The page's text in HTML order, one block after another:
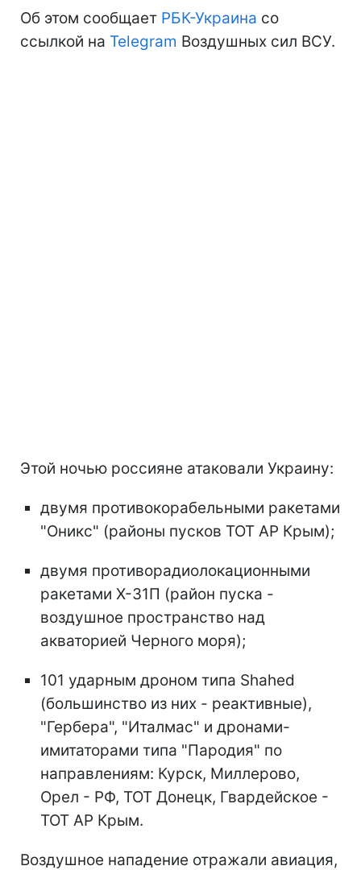
Об этом сообщает РБК-Украина со
ссылкой на Telegram Воздушных сил ВСУ.
Этой ночью россияне атаковали Украину:
двумя противокорабельными ракетами
"Оникс" (районы пусков ТОТ АР Крым);
двумя противорадиолокационными
ракетами Х-31П (район пуска -
воздушное пространство над
акваторией Черного моря);
101 ударным дроном типа Shahed
(большинство из них - реактивные),
"Гербера", "Италмас" и дронами-
имитаторами типа "Пародия" по
направлениям: Курск, Миллерово,
Орел - РФ, ТОТ Донецк, Гвардейское -
ТОТ АР Крым.
Воздушное нападение отражали авиация,